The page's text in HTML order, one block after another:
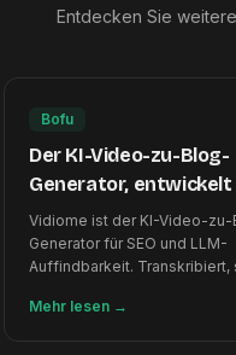
Entdecken Sie
Bofu
Der KI-Video-zu-Blog-
Generator, entwickelt
und LLM-
Vidiome ist der KI-Video-
Generator für SEO und LLM-
Auffindbarkeit. Transkribiert,
Minuten.
Mehr lesen →